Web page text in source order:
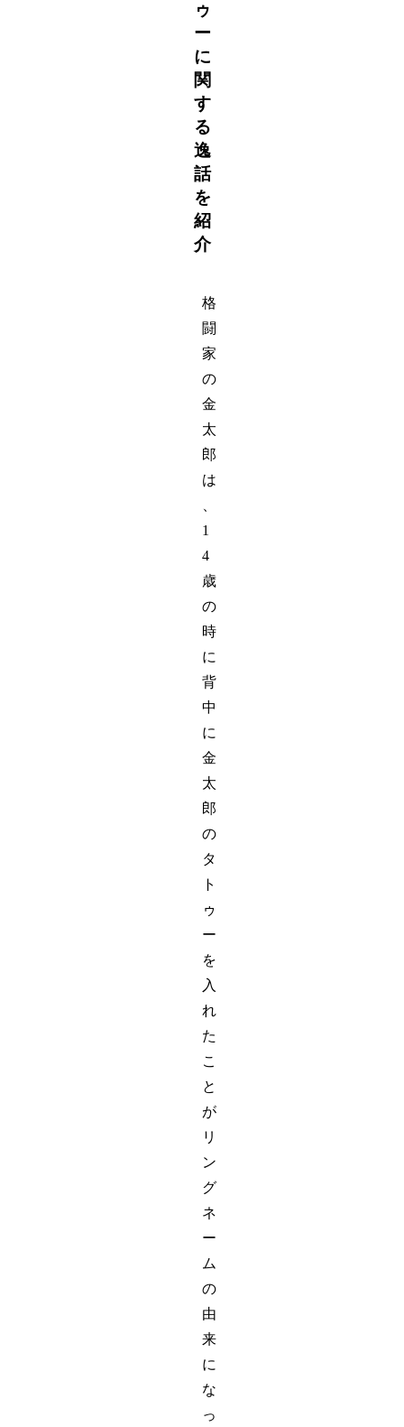
ゥ
ー
に
関
す
る
逸
話
を
紹
介
格
闘
家
の
金
太
郎
は
1
4
歳
の
時
に
背
中
に
金
太
郎
の
タ
ト
ゥ
ー
を
入
れ
た
こ
と
が
リ
ン
グ
ネ
ー
ム
の
由
来
に
な
っ